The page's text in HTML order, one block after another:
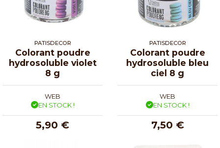
PATISDECOR
Colorant poudre
hydrosoluble violet
8 g
WEB
EN STOCK !
5,90 €
PATISDECOR
Colorant poudre
hydrosoluble bleu
ciel 8 g
WEB
EN STOCK !
7,50 €